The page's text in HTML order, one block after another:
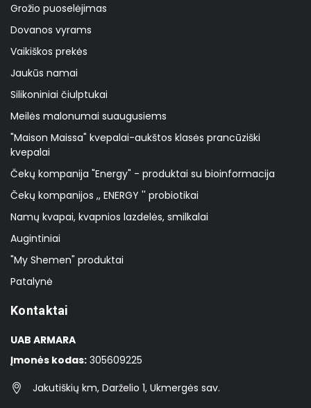
Grožio puoselėjimas
Dovanos vyrams
Vaikiškos prekės
Jaukūs namai
Silikoniniai čiulptukai
Meilės malonumai suaugusiems
"Maison Maissa" kvepalai-aukštos klasės prancūziški
kvepalai
Čekų kompanija "Energy" - produktai su bioinformacija
Čekų kompanijos ,, ENERGY '' probiotikai
Namų kvapai, kvapnios lazdelės, smilkalai
Augintiniai
"My Shemen" produktai
Patalynė
Kontaktai
UAB ARMARA
Įmonės kodas: 305609225
Jakutiškių km, Darželio 1, Ukmergės sav.